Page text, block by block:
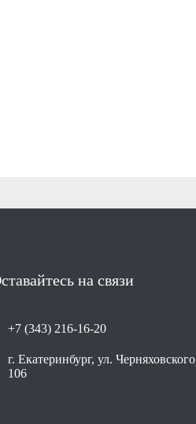
на связи
+7 (343) 216-16-20
г. Екатеринбург, ул.
106